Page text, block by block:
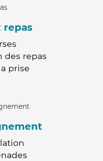
repas
des repas
prise